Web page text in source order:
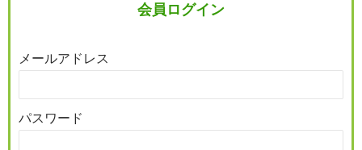
会員ログイン
メールアドレス
パスワード